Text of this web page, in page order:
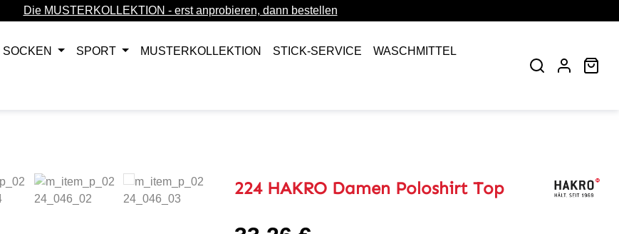
Die MUSTERKOLLEKTION - erst anprobieren, dann bestellen
SOCKEN SPORT MUSTERKOLLEKTION STICK-SERVICE WASCHMITTEL
224 HAKRO Damen Poloshirt Top
Regulärer Preis: